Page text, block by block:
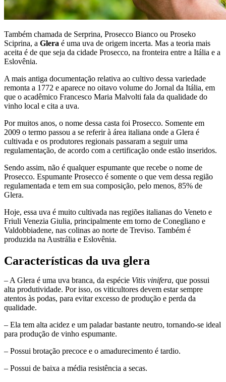
Também chamada de Serprina, Prosecco Bianco ou Proseko
Sciprina, a Glera é uma uva de origem incerta. Mas a teoria mais
aceita é de que seja da cidade Prosecco, na fronteira entre a Itália e a
Eslovênia.
A mais antiga documentação relativa ao cultivo dessa variedade
remonta a 1772 e aparece no oitavo volume do Jornal da Itália, em
que o acadêmico Francesco Maria Malvolti fala da qualidade do
vinho local e cita a uva.
Por muitos anos, o nome dessa casta foi Prosecco. Somente em
2009 o termo passou a se referir à área italiana onde a Glera é
cultivada e os produtores regionais passaram a seguir uma
regulamentação, de acordo com a certificação onde estão inseridos.
Sendo assim, não é qualquer espumante que recebe o nome de
Prosecco. Espumante Prosecco é somente o que vem dessa região
regulamentada e tem em sua composição, pelo menos, 85% de
Glera.
Hoje, essa uva é muito cultivada nas regiões italianas do Veneto e
Friuli Venezia Giulia, principalmente em torno de Conegliano e
Valdobbiadene, nas colinas ao norte de Treviso. Também é
produzida na Austrália e Eslovênia.
Características da uva glera
– A Glera é uma uva branca, da espécie Vitis vinifera, que possui
alta produtividade. Por isso, os viticultores devem estar sempre
atentos às podas, para evitar excesso de produção e perda da
qualidade.
– Ela tem alta acidez e um paladar bastante neutro, tornando-se ideal
para produção de vinho espumante.
– Possui brotação precoce e o amadurecimento é tardio.
– Possui de baixa a média resistência a secas.